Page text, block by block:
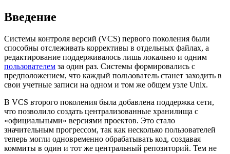
Введение
Системы контроля версий (VCS) первого поколения были
способны отслеживать коррективы в отдельных файлах, а
редактирование поддерживалось лишь локально и одним
пользователем за один раз. Системы формировались с
предположением, что каждый пользователь станет заходить в
свои учетные записи на одном и том же общем узле Unix.
В VCS второго поколения была добавлена поддержка сети,
что позволило создать централизованные хранилища с
«официальными» версиями проектов. Это стало
значительным прогрессом, так как несколько пользователей
теперь могли одновременно обрабатывать код, создавая
коммиты в один и тот же центральный репозиторий. Тем не